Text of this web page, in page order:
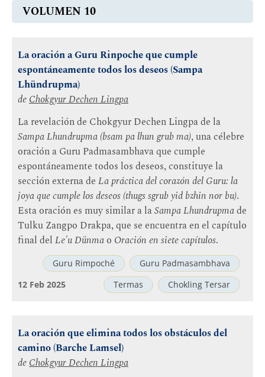
VOLUMEN 10
La oración a Guru Rinpoche que cumple
espontáneamente todos los deseos (Sampa
Lhündrupma)
deChokgyur Dechen Lingpa
La revelación de Chokgyur Dechen Lingpa de la
Sampa Lhundrupma (bsam pa lhun grub ma), una célebre
oración a Guru Padmasambhava que cumple
espontáneamente todos los deseos, constituye la
sección externa de La práctica del corazón del Guru: la
joya que cumple los deseos (thugs sgrub yid bzhin nor bu).
Esta oración es muy similar a laSampa Lhundrupmade
Tulku Zangpo Drakpa, que se encuentra en el capítulo
final del Le'u Dünmao Oración en siete capítulos.
Guru Rimpoché
Guru Padmasambhava
Termas
Chokling Tersar
12 Feb 2025
La oración que elimina todos los obstáculos del
camino (Barche Lamsel)
deChokgyur Dechen Lingpa